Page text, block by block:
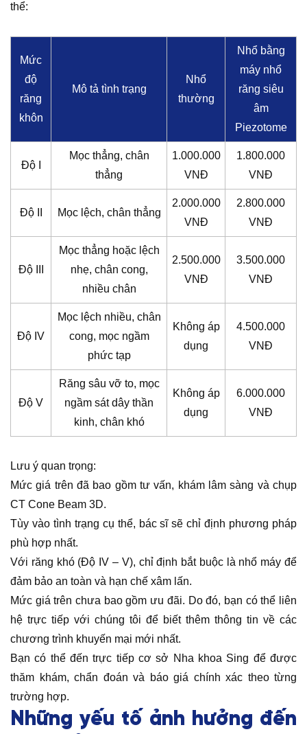
thể:
Mức
độ
răng
khôn
Mô tả tình trạng
Nhổ
thường
Nhổ bằng
máy nhổ
răng siêu
âm
Piezotome
Độ I
Mọc thẳng, chân
thẳng
1.000.000
VNĐ
1.800.000
VNĐ
Độ II Mọc lệch, chân thẳng
2.000.000
VNĐ
2.800.000
VNĐ
Độ III
Mọc thẳng hoặc lệch
nhẹ, chân cong,
nhiều chân
2.500.000
VNĐ
3.500.000
VNĐ
Độ IV
Mọc lệch nhiều, chân
cong, mọc ngầm
phức tạp
Không áp
dụng
4.500.000
VNĐ
Độ V
Răng sâu vỡ to, mọc
ngầm sát dây thần
kinh, chân khó
Không áp
dụng
6.000.000
VNĐ
Lưu ý quan trọng:
Mức giá trên đã bao gồm tư vấn, khám lâm sàng và chụp
CT Cone Beam 3D.
Tùy vào tình trạng cụ thể, bác sĩ sẽ chỉ định phương pháp
phù hợp nhất.
Với răng khó (Độ IV – V), chỉ định bắt buộc là nhổ máy để
đảm bảo an toàn và hạn chế xâm lấn.
Mức giá trên chưa bao gồm ưu đãi. Do đó, bạn có thể liên
hệ trực tiếp với chúng tôi để biết thêm thông tin về các
chương trình khuyến mại mới nhất.
Bạn có thể đến trực tiếp cơ sở Nha khoa Sing để được
thăm khám, chẩn đoán và báo giá chính xác theo từng
trường hợp.
Những yếu tố ảnh hưởng đến